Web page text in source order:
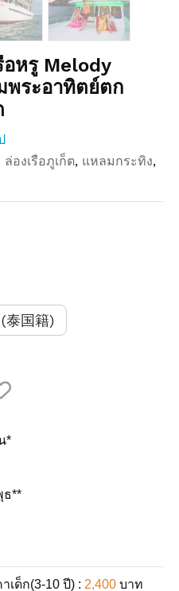
อหรู Melody
พระอาทิตย์ตก
ล่องเรือภูเก็ต, แหลมกระทิง,
泰国籍)
*
ธ**
เด็ก(3-10 ปี) : 2,400 บาท